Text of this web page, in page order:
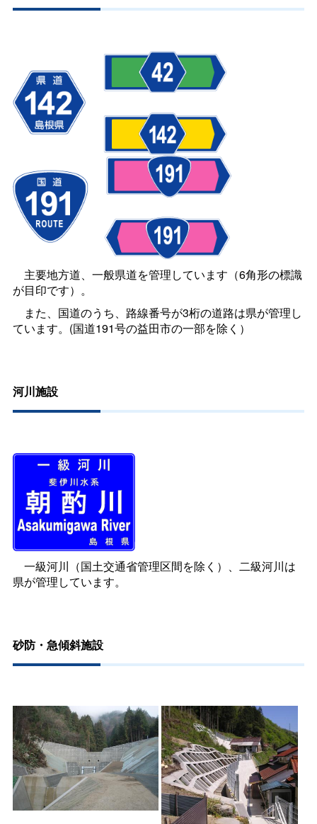
主要地方道、一般県道を管理しています（6角形の標識
が目印です）。
また、国道のうち、路線番号が3桁の道路は県が管理し
ています。(国道191号の益田市の一部を除く）
河川施設
一級河川（国土交通省管理区間を除く）、二級河川は
県が管理しています。
砂防・急傾斜施設